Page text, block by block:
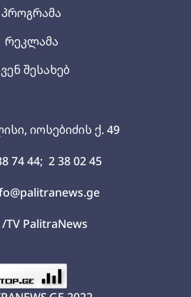
იოსებიძის ქ. 49
74 44; 2 38 02 45
/TV PalitraNews
პროგრამა
რეკლამა
შესახებ